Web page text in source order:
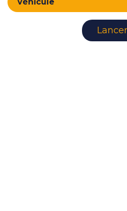
Lancer